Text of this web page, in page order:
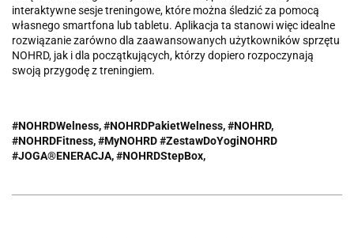
interaktywne sesje treningowe, które można śledzić za pomocą
własnego smartfona lub tabletu. Aplikacja ta stanowi więc idealne
rozwiązanie zarówno dla zaawansowanych użytkowników sprzętu
NOHRD, jak i dla początkujących, którzy dopiero rozpoczynają
swoją przygodę z treningiem.
#NOHRDWelness, #NOHRDPakietWelness, #NOHRD,
#NOHRDFitness, #MyNOHRD #ZestawDoYogiNOHRD
#JOGA®ENERACJA, #NOHRDStepBox,